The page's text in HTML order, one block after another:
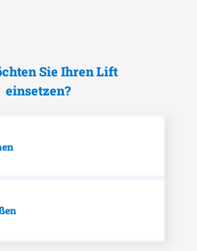
Sie Ihren Lift
einsetzen?